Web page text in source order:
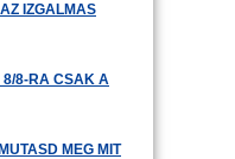
IZGALMAS
8/8-RA CSAK A
MEG MIT